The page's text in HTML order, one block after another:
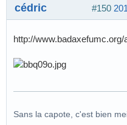
#150
cédric
http://
Sans la capote, c'est bien